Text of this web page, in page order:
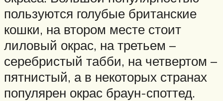
пользуются голубые британские
кошки, на втором месте стоит
лиловый окрас, на третьем –
серебристый табби, на четвертом –
пятнистый, а в некоторых странах
популярен окрас браун-споттед.